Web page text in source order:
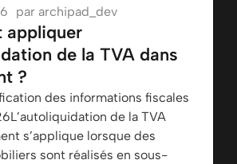
par archipad_dev
appliquer
de la TVA dans
?
des informations fiscales
de la TVA
s’applique lorsque des
sont réalisés en sous-